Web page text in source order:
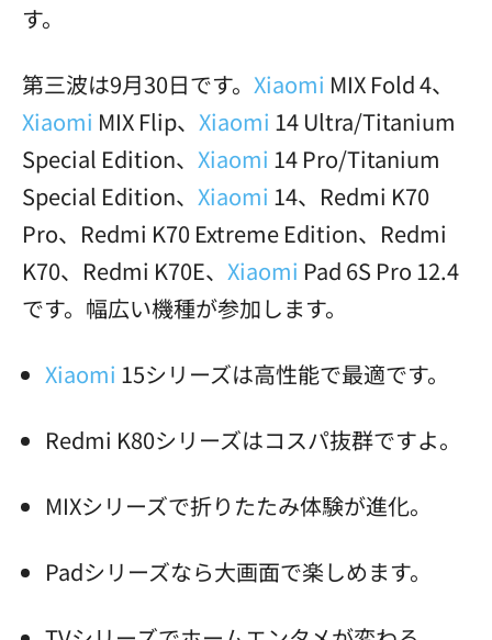
す。
第三波は9月30日です。 Xiaomi MIX Fold 4、
Xiaomi MIX Flip、 Xiaomi 14 Ultra/Titanium
Special Edition、 Xiaomi 14 Pro/Titanium
Special Edition、 Xiaomi 14、Redmi K70
Pro、Redmi K70 Extreme Edition、Redmi
K70、Redmi K70E、 Xiaomi Pad 6S Pro 12.4
です。幅広い機種が参加します。
Xiaomi 15シリーズは高性能で最適です。
Redmi K80シリーズはコスパ抜群ですよ。
MIXシリーズで折りたたみ体験が進化。
Padシリーズなら大画面で楽しめます。